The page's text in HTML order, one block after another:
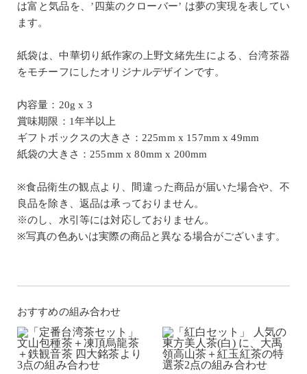
は富と気品を、’四葉のクローバー’ は夢の実現を表してい
ます。
紙袋は、中華切り紙作家の上野文緒先生による、台湾茶器
をモチーフにしたオリジナルデザインです。
内容量：20g x 3
賞味期限：1年半以上
ギフトボックスの大きさ：225mm x 157mm x 49mm
紙袋の大きさ：255mm x 80mm x 200mm
※食品衛生の観点より、間違った商品が届いた場合や、不
良品を除き、返品は承っておりません。
※のし、水引等には対応しておりません。
※写真の色あいは実際の商品と異なる場合がございます。
おすすめの組み合わせ